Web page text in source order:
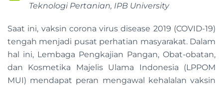
Teknologi Pertanian, IPB University
Saat ini, vaksin corona virus disease 2019 (COVID-19)
tengah menjadi pusat perhatian masyarakat. Dalam
hal ini, Lembaga Pengkajian Pangan, Obat-obatan,
dan Kosmetika Majelis Ulama Indonesia (LPPOM
MUI) mendapat peran mengawal kehalalan vaksin